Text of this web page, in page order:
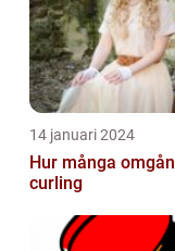
14 januari 2024
Hur många
curling